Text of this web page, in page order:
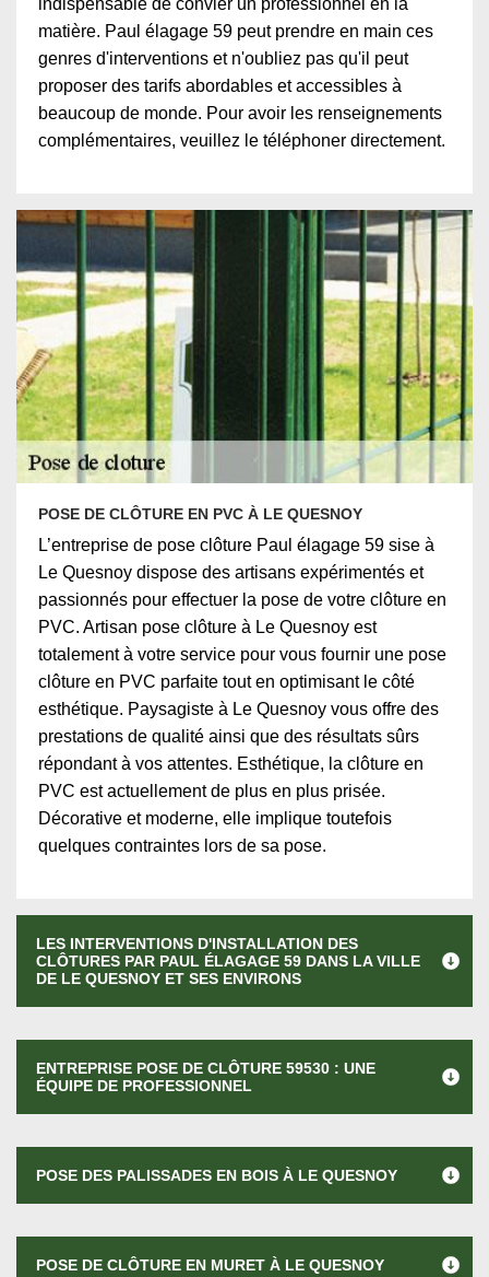
indispensable de convier un professionnel en la
matière. Paul élagage 59 peut prendre en main ces
genres d'interventions et n'oubliez pas qu'il peut
proposer des tarifs abordables et accessibles à
beaucoup de monde. Pour avoir les renseignements
complémentaires, veuillez le téléphoner directement.
POSE DE CLÔTURE EN PVC À LE QUESNOY
L’entreprise de pose clôture Paul élagage 59 sise à
Le Quesnoy dispose des artisans expérimentés et
passionnés pour effectuer la pose de votre clôture en
PVC. Artisan pose clôture à Le Quesnoy est
totalement à votre service pour vous fournir une pose
clôture en PVC parfaite tout en optimisant le côté
esthétique. Paysagiste à Le Quesnoy vous offre des
prestations de qualité ainsi que des résultats sûrs
répondant à vos attentes. Esthétique, la clôture en
PVC est actuellement de plus en plus prisée.
Décorative et moderne, elle implique toutefois
quelques contraintes lors de sa pose.
LES INTERVENTIONS D'INSTALLATION DES
CLÔTURES PAR PAUL ÉLAGAGE 59 DANS LA VILLE
DE LE QUESNOY ET SES ENVIRONS
ENTREPRISE POSE DE CLÔTURE 59530 : UNE
ÉQUIPE DE PROFESSIONNEL
POSE DES PALISSADES EN BOIS À LE QUESNOY
POSE DE CLÔTURE EN MURET À LE QUESNOY